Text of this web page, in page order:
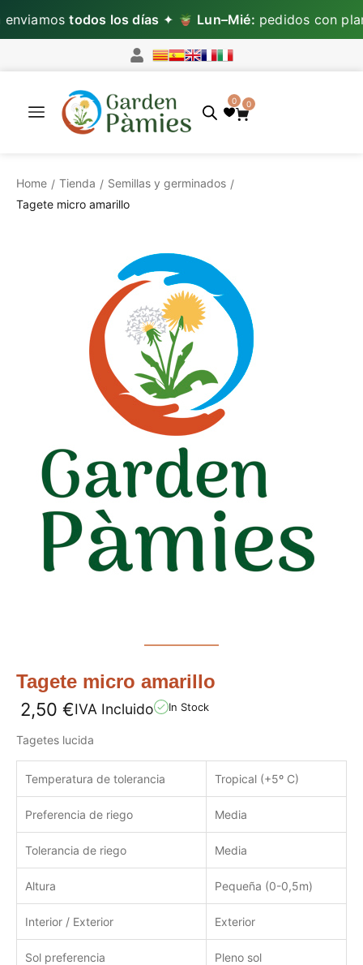
todos los días✦ Lun–Mié:pedidos con
0 0
Home / Tienda / Semillas y germinados /
Tagete micro amarillo
Tagete micro amarillo
2,50 €IVA Incluido In Stock
Tagetes lucida
Temperatura de tolerancia Tropical (+5º C)
Preferencia de riego Media
Tolerancia de riego Media
Altura Pequeña (0-0,5m)
Interior / Exterior Exterior
Sol preferencia Pleno sol